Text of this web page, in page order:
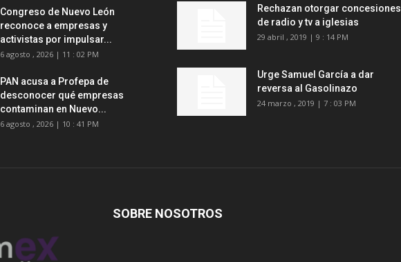
Congreso de Nuevo León
reconoce a empresas y
activistas por impulsar...
6 agosto , 2026 | 11 : 02 PM
PAN acusa a Profepa de
desconocer qué empresas
contaminan en Nuevo...
6 agosto , 2026 | 10 : 41 PM
Rechazan otorgar concesiones
de radio y tv a iglesias
29 abril , 2019 | 9 : 14 PM
Urge Samuel García a dar
reversa al Gasolinazo
24 marzo , 2019 | 7 : 03 PM
SOBRE NOSOTROS